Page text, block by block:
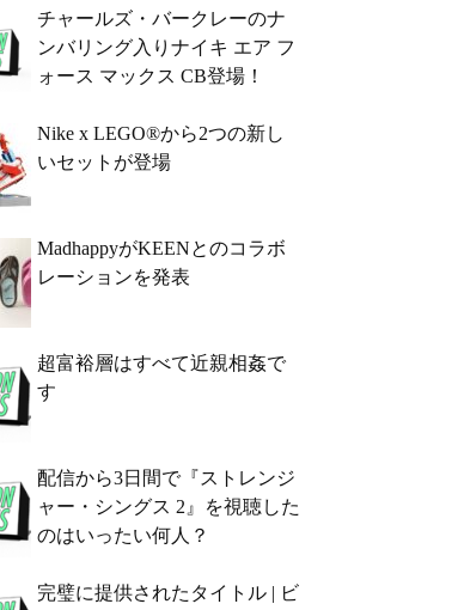
チャールズ・バークレーのナ
ンバリング入りナイキ エア フ
ォース マックス CB登場！
Nike x LEGO®から2つの新し
いセットが登場
MadhappyがKEENとのコラボ
レーションを発表
超富裕層はすべて近親相姦で
す
配信から3日間で『ストレンジ
ャー・シングス 2』を視聴した
のはいったい何人？
完璧に提供されたタイトル | ビ